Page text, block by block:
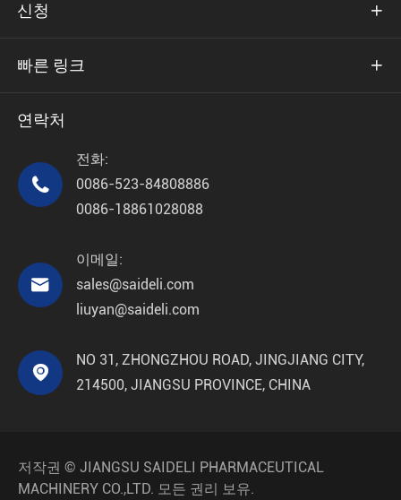
신청 
빠른 링크 
연락처

전화:
0086-523-84808886
0086-18861028088

이메일:
sales@saideli.com
liuyan@saideli.com

NO 31, ZHONGZHOU ROAD, JINGJIANG CITY,
214500, JIANGSU PROVINCE, CHINA
저작권 © JIANGSU SAIDELI PHARMACEUTICAL
MACHINERY CO.,LTD. 모든 권리 보유.